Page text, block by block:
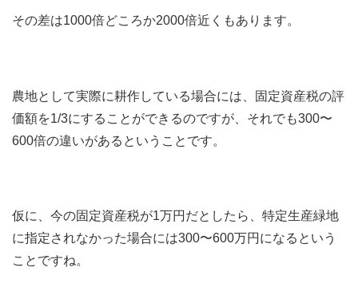
その差は1000倍どころか2000倍近くもあります。
農地として実際に耕作している場合には、固定資産税の評
価額を1/3にすることができるのですが、それでも300〜
600倍の違いがあるということです。
仮に、今の固定資産税が1万円だとしたら、特定生産緑地
に指定されなかった場合には300〜600万円になるという
ことですね。